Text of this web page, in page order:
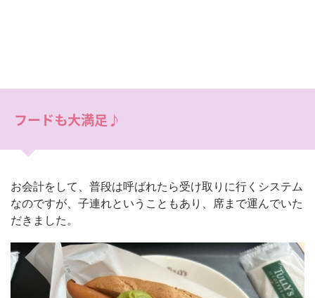
フードも大満足♪
お会計をして、普段は呼ばれたら受け取りに行くシステム
なのですが、子連れということもあり、席まで運んでいた
だきました。